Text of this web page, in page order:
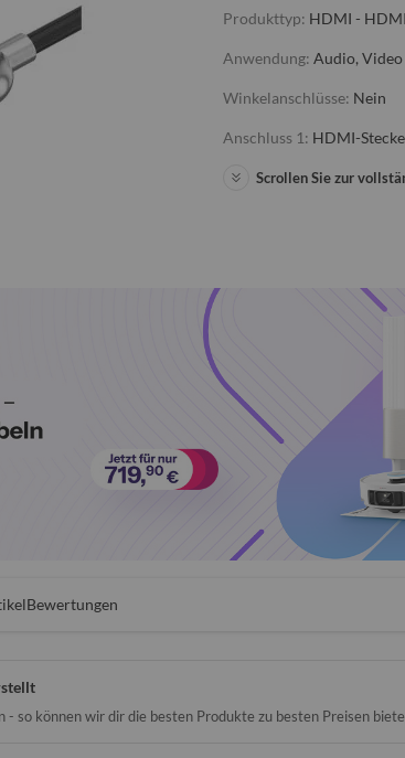
Produkttyp: HDMI - HDMI
Anwendung: Audio, Video
Winkelanschlüsse: Nein
Anschluss 1: HDMI-
Scrollen Sie zur
Bewertungen
so können wir dir die besten Produkte zu besten Preisen